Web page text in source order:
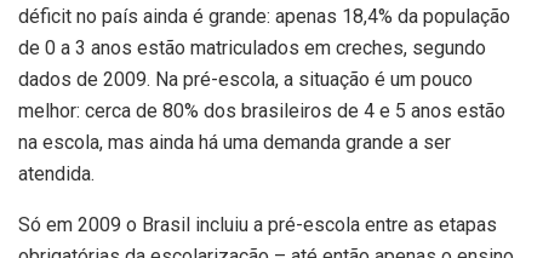
déficit no país ainda é grande: apenas 18,4% da população
de 0 a 3 anos estão matriculados em creches, segundo
dados de 2009. Na pré-escola, a situação é um pouco
melhor: cerca de 80% dos brasileiros de 4 e 5 anos estão
na escola, mas ainda há uma demanda grande a ser
atendida.
Só em 2009 o Brasil incluiu a pré-escola entre as etapas